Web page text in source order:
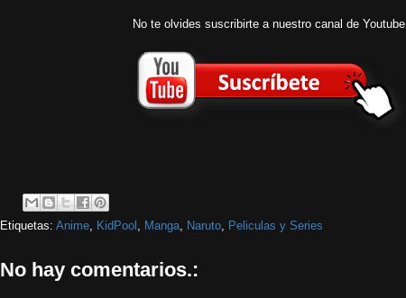
No te olvides suscribirte a nuestro canal de Youtube
Etiquetas: Anime KidPool Manga Naruto Peliculas y Series
No hay comentarios.: